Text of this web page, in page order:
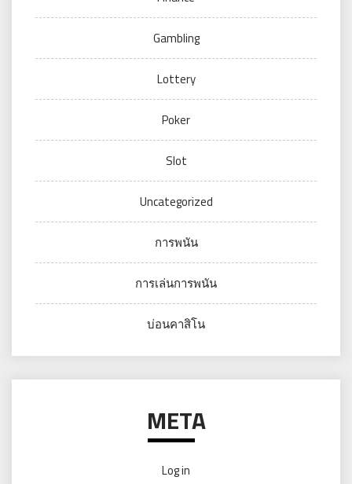
Gambling
Lottery
Poker
Slot
Uncategorized
การพนัน
การเล่นการพนัน
บ่อนคาสิโน
META
Log in